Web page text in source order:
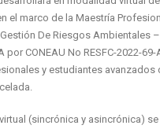
el marco de la Maestría
De Riesgos Ambientales
CONEAU No RESFC-2022-69-
y estudiantes avanzados
(sincrónica y asincrónica)